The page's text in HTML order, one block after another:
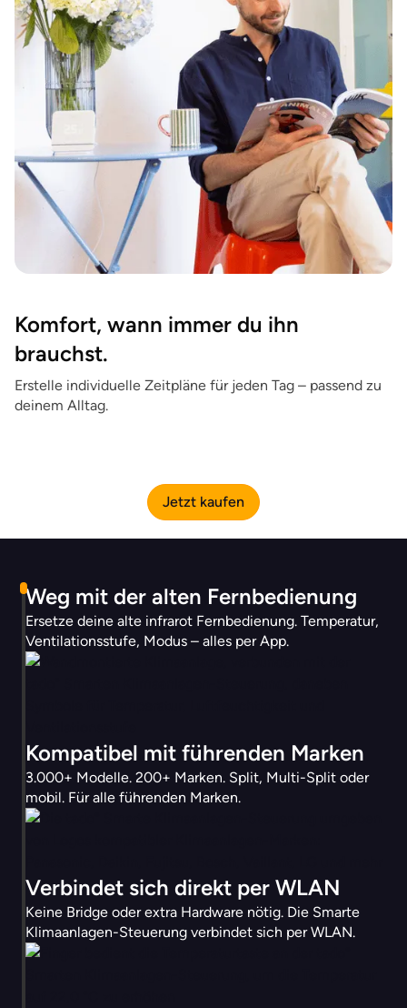
Komfort, wann immer du ihn
brauchst.
Erstelle individuelle Zeitpläne für jeden Tag – passend zu
deinem Alltag.
Jetzt kaufen
Weg mit der alten Fernbedienung
Ersetze deine alte infrarot Fernbedienung. Temperatur,
Ventilationsstufe, Modus – alles per App.
Kompatibel mit führenden Marken
3.000+ Modelle. 200+ Marken. Split, Multi-Split oder
mobil. Für alle führenden Marken.
Verbindet sich direkt per WLAN
Keine Bridge oder extra Hardware nötig. Die Smarte
Klimaanlagen-Steuerung verbindet sich per WLAN.